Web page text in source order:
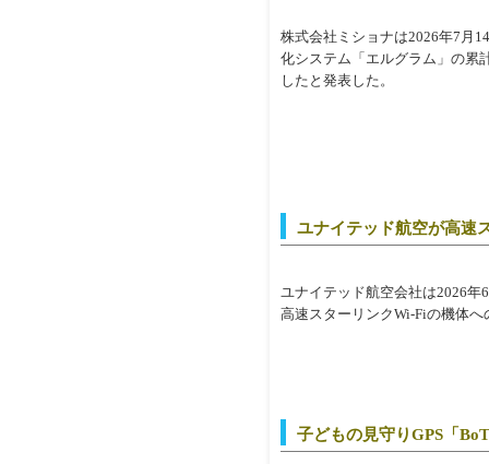
株式会社ミショナは2026年7月
化システム「エルグラム」の累
したと発表した。
ユナイテッド航空が高速
ユナイテッド航空会社は2026年
高速スターリンクWi-Fiの機体
子どもの見守りGPS「